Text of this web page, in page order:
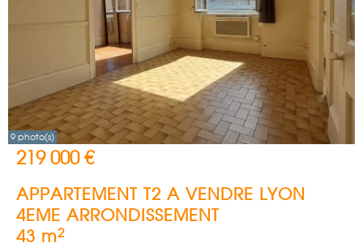
9 photo(s)
219 000 €
APPARTEMENT T2 A VENDRE LYON
4EME ARRONDISSEMENT
43 m2